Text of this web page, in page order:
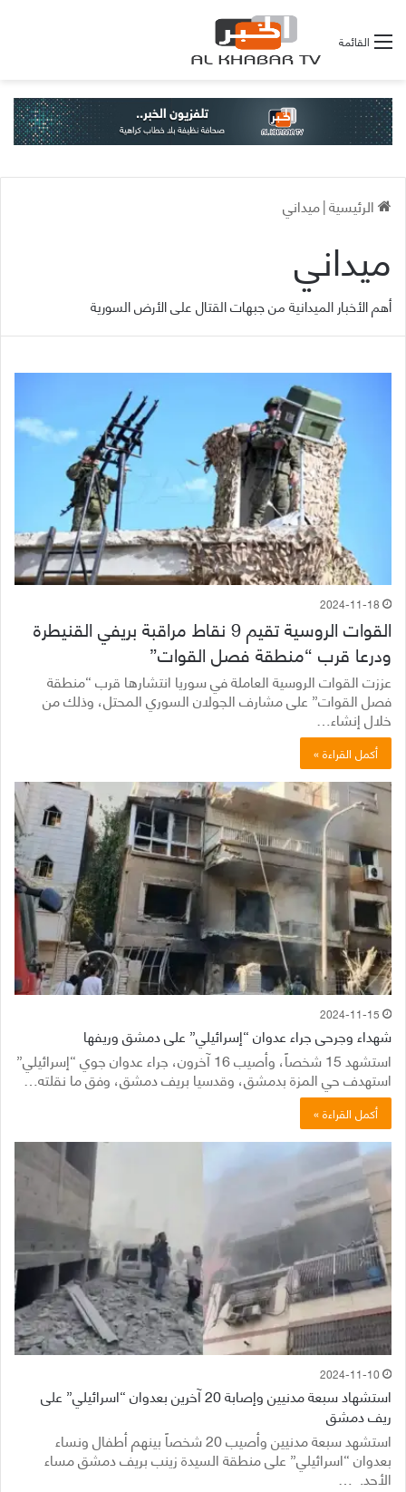
القائمة
الرئيسية|ميداني
ميداني
أهم الأخبار الميدانية من جبهات القتال على الأرض السورية
2024-11-18
القوات الروسية تقيم 9 نقاط مراقبة بريفي القنيطرة
ودرعا قرب “منطقة فصل القوات”
عززت القوات الروسية العاملة في سوريا انتشارها قرب “منطقة
فصل القوات” على مشارف الجولان السوري المحتل، وذلك من
خلال إنشاء…
أكمل القراءة »
2024-11-15
شهداء وجرحى جراء عدوان “إسرائيلي” على دمشق وريفها
استشهد 15 شخصاً، وأصيب 16 آخرون، جراء عدوان جوي “إسرائيلي”
استهدف حي المزة بدمشق، وقدسيا بريف دمشق، وفق ما نقلته…
أكمل القراءة »
2024-11-10
استشهاد سبعة مدنيين وإصابة 20 آخرين بعدوان “اسرائيلي” على
ريف دمشق
استشهد سبعة مدنيين وأصيب 20 شخصاً بينهم أطفال ونساء
بعدوان “اسرائيلي” على منطقة السيدة زينب بريف دمشق مساء
الأحد. …